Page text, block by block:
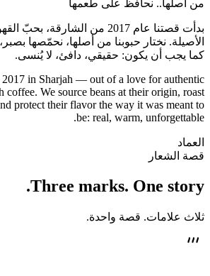
من أصلها.. نحافظ على طعمها
بدأت قصتنا عام 2017 من الشارقة،
الأصيلة. نختار حبوبنا من أصلها، نحمّصها
كما يجب أن يكون: حقيقي، دافئ، لا يُنسى.
in Sharjah — out of a love for authentic
coffee. We source beans at their origin, roast
protect their flavor the way it was meant to
be: real, warm, unforgettable.
العماد
قصة الشعار
Three marks. One story.
ثلاث علامات. قصة واحدة.